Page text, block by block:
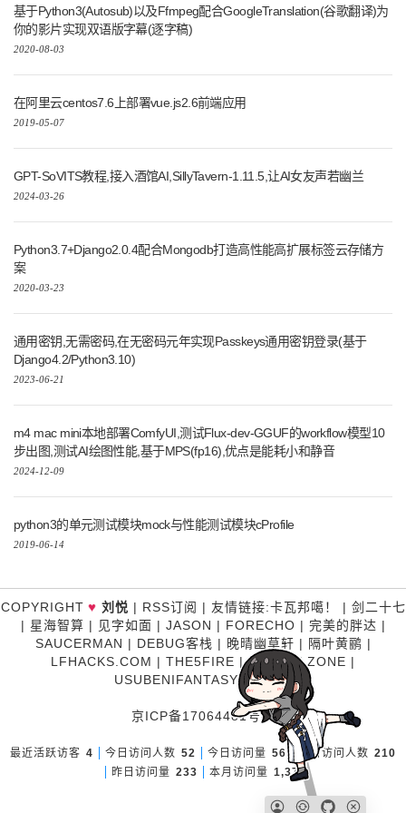
基于Python3(Autosub)以及Ffmpeg配合GoogleTranslation(谷歌翻译)为
你的影片实现双语版字幕(逐字稿)
2020-08-03
在阿里云centos7.6上部署vue.js2.6前端应用
2019-05-07
GPT-SoVITS教程,接入酒馆AI,SillyTavern-1.11.5,让AI女友声若幽兰
2024-03-26
Python3.7+Django2.0.4配合Mongodb打造高性能高扩展标签云存储方
案
2020-03-23
通用密钥,无需密码,在无密码元年实现Passkeys通用密钥登录(基于
Django4.2/Python3.10)
2023-06-21
m4 mac mini本地部署ComfyUI,测试Flux-dev-GGUF的workflow模型10
步出图,测试AI绘图性能,基于MPS(fp16),优点是能耗小和静音
2024-12-09
python3的单元测试模块mock与性能测试模块cProfile
2019-06-14
COPYRIGHT♥ 刘悦 | RSS订阅 | 友情链接:卡瓦邦噶！ | 剑二十七
| 星海智算 | 见字如面 | JASON | FORECHO | 完美的胖达 |
SAUCERMAN | DEBUG客栈 | 晚晴幽草轩 | 隔叶黄鹂 |
LFHACKS.COM | THE5FIRE |P3TERX ZONE |
USUBENIFANTASY|糊涂说
京ICP备17064481号-1
最近活跃访客 4 今日访问人数 52 今日访问量 56 昨日访问人数 210
昨日访问量 233 本月访问量 1,376